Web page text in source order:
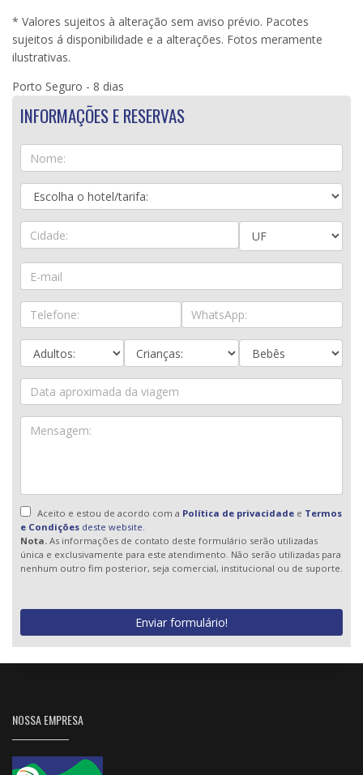
* Valores sujeitos à alteração sem aviso prévio. Pacotes
sujeitos á disponibilidade e a alterações. Fotos meramente
ilustrativas.
Porto Seguro - 8 dias
INFORMAÇÕES E RESERVAS
Aceito e estou de acordo com a Política de privacidadee Termos
e Condições deste website.
Nota. As informações de contato deste formulário serão utilizadas
única e exclusivamente para este atendimento. Não serão utilizadas para
nenhum outro fim posterior, seja comercial, institucional ou de suporte.
Enviar formulário!
NOSSA EMPRESA